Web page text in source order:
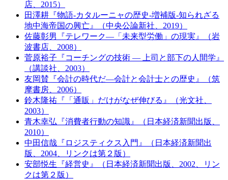
店、2015）
田澤耕『物語-カタルーニャの歴史-増補版-知られざる
地中海帝国の興亡』（中央公論新社、2019）
佐藤彰男『テレワーク―「未来型労働」の現実』（岩
波書店、2008）
菅原裕子『コーチングの技術 ― 上司と部下の人間学』
（講談社、2003）
友岡賛『会計の時代だ―会計と会計士との歴史』（筑
摩書房、2006）
鈴木隆祐『「通販」だけがなぜ伸びる』（光文社、
2003）
青木幸弘『消費者行動の知識』（日本経済新聞出版、
2010）
中田信哉『ロジスティクス入門』（日本経済新聞出
版、2004、リンクは第２版）
安部悦生『経営史』（日本経済新聞出版、2002、リン
クは第２版）